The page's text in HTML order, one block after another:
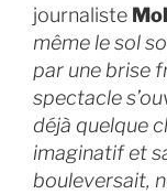
journaliste
même le sol
par une brise
spectacle
déjà quelque
imaginatif et
bouleversait,